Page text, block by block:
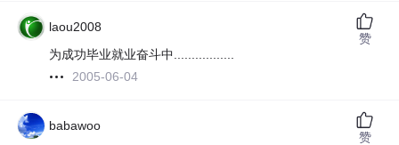
laou2008
为成功毕业就业奋斗中.................
2005-06-04
赞
babawoo
赞